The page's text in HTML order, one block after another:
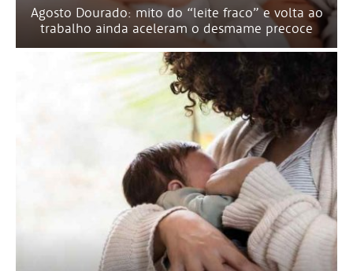
Agosto Dourado: mito do “leite fraco” e volta ao
trabalho ainda aceleram o desmame precoce